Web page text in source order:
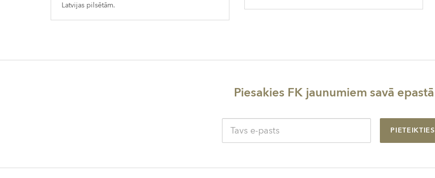
Latvijas pilsētām.
Piesakies FK jaunumiem savā epastā
PIETEIKTIES